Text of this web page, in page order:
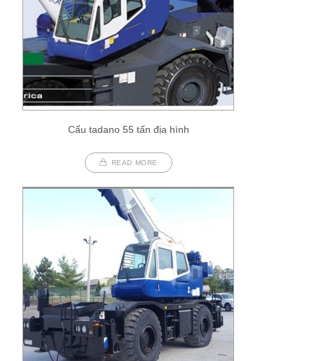
Cẩu tadano 55 tấn địa hình
READ MORE